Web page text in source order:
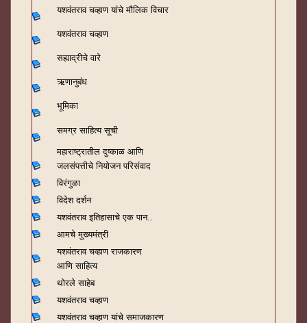
यशवंतराव चव्हाण यांचे मौलिक विचार
यशवंतराव चव्हाण
सह्याद्रीचे वारे
ऋणानुबंध
भूमिका
समग्र साहित्य सूची
महाराष्ट्रातील दुष्काळ आणि
जलसंपत्तीचे नियोजन परिसंवाद
विरंगुळा
विदेश दर्शन
यशवंतराव इतिहासाचे एक पान..
आमचे मुख्यमंत्री
यशवंतराव चव्हाण राजकारण
आणि साहित्य
थोरले साहेब
यशवंतराव चव्हाण
यशवंतराव चव्हाण यांचे समाजकारण